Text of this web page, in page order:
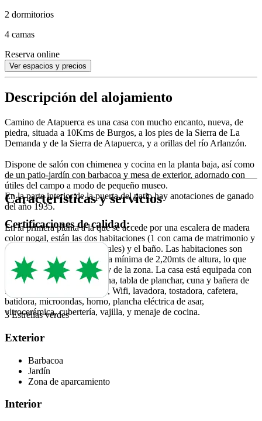
2 dormitorios
4 camas
Reserva online
Ver espacios y precios
Descripción del alojamiento
Camino de Atapuerca es una casa con mucho encanto, nueva, de
piedra, situada a 10Kms de Burgos, a los pies de la Sierra de La
Demanda y de la Sierra de Atapuerca, y a orillas del río Arlanzón.
Dispone de salón con chimenea y cocina en la planta baja, así como
de un patio-jardín con barbacoa y mesa de exterior, adornado con
útiles del campo a modo de pequeño museo.
En la parte interior de la puerta del patio hay anotaciones de ganado
del año 1935.
En la primera planta a la que se accede por una escalera de madera
color nogal, están las dos habitaciones (1 con cama de matrimonio y
otra con dos camas individuales) y el baño. Las habitaciones son
abuhardilladas con una altura mínima de 2,20mts de altura, lo que
les da un toque más rústico y de la zona. La casa está equipada con
ropa de cama, toallas, plancha, tabla de planchar, cuna y bañera de
bebés, secador , 3TV, DVD, Wifi, lavadora, tostadora, cafetera,
batidora, microondas, horno, plancha eléctrica de asar,
vitrocerámica, cubertería, vajilla, y menaje de cocina.
Características y servicios
Certificaciones de calidad:
3 Estrellas verdes
Exterior
Barbacoa
Jardín
Zona de aparcamiento
Interior